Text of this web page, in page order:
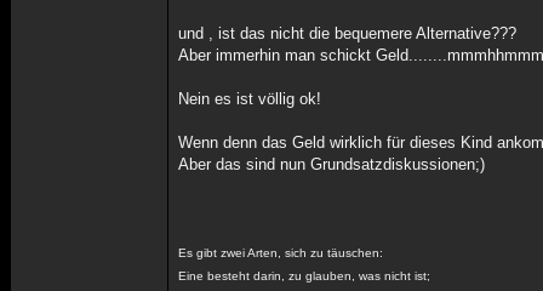
und , ist das nicht die bequemere Alternative???
Aber immerhin man schickt
Nein es ist völlig ok!
Wenn denn das Geld wirklich für dieses Kind
Aber das sind nun Grundsatzdiskussionen;)
Es gibt zwei Arten, sich zu täuschen:
Eine besteht darin, zu glauben, was nicht ist;